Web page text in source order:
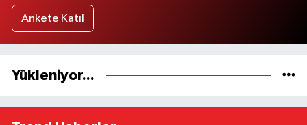
Ankete Katıl
Yükleniyor...